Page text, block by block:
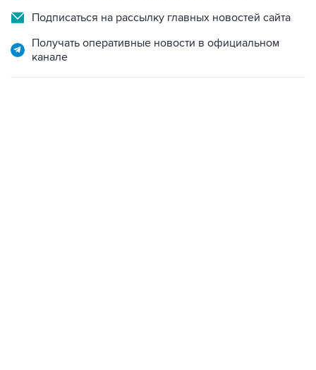
Подписаться на рассылку главных новостей сайта
Получать оперативные новости в официальном
канале